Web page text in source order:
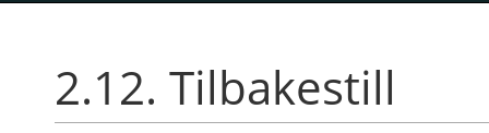
2.12. Tilbakestill